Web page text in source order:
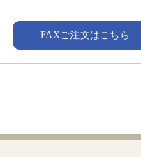
FAXご注文はこちら